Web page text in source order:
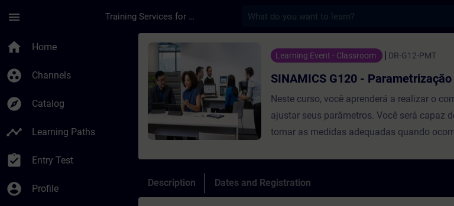
menu Training Services for Digital Industries
home Home
group_work Channels
explore Catalog
timeline Learning Paths
assignment_turned_in Entry Test
account_circle Profile
Course - SINAMICS G120 - Parametrização e
Learning Event - Classroom DR-G12-PMT
SINAMICS G120 -
Neste curso, você aprenderá a realizar o
ajustar seus parâmetros. Você será capaz
tomar as medidas adequadas quando
Description Dates and Registration